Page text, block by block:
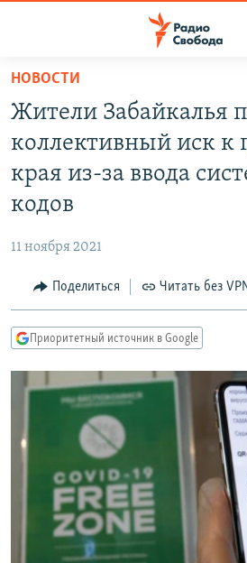
упрощенного
доступа
основному
содержанию
навигации
Вернутся
КУЛЬТУРА
IDEL.РЕАЛИИ
КАВКАЗ.РЕАЛИИ
СИБИРЬ.РЕАЛИИ
РАСПИСАНИЕ ВЕЩАНИЯ
ПОДПИШИТЕСЬ НА РАССЫЛКУ
СОЦИАЛЬНЫЕ СЕТИ
НОВОСТИ
Жители Забайкалья
коллективный иск к
края из-за ввода
кодов
11 ноября 2021
Поделиться Читать без
Приоритетный источник в Google